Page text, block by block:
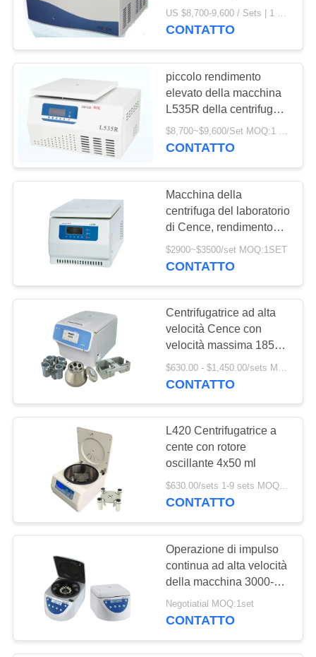
del sangue ha
refrigerato la centrifuga
US $8,700-9,600 / Sets | 1 Set/Sets (Min. Order) MOQ:1SET
CONTATTO
piccolo rendimento
elevato della macchina
L535R della centrifuga
della centrifuga a bassa
velocità 4x750ml
$8,700~$9,600/Set MOQ:1 Set / Sets
CONTATTO
Macchina della
centrifuga del laboratorio
di Cence, rendimento
elevato refrigerato di
Microcentrifuge
$2900~$3500/set MOQ:1SET
CONTATTO
Centrifugatrice ad alta
velocità Cence con
velocità massima 18500
r/min
$630.00 - $1,450.00/sets MOQ:1SET
CONTATTO
L420 Centrifugatrice a
cente con rotore
oscillante 4x50 ml
$630.00/sets 1-9 sets MOQ:1SET
CONTATTO
Operazione di impulso
continua ad alta velocità
della macchina 3000-
15000 giri/min. della
centrifuga del sangue
Negotiatial MOQ:1set
CONTATTO